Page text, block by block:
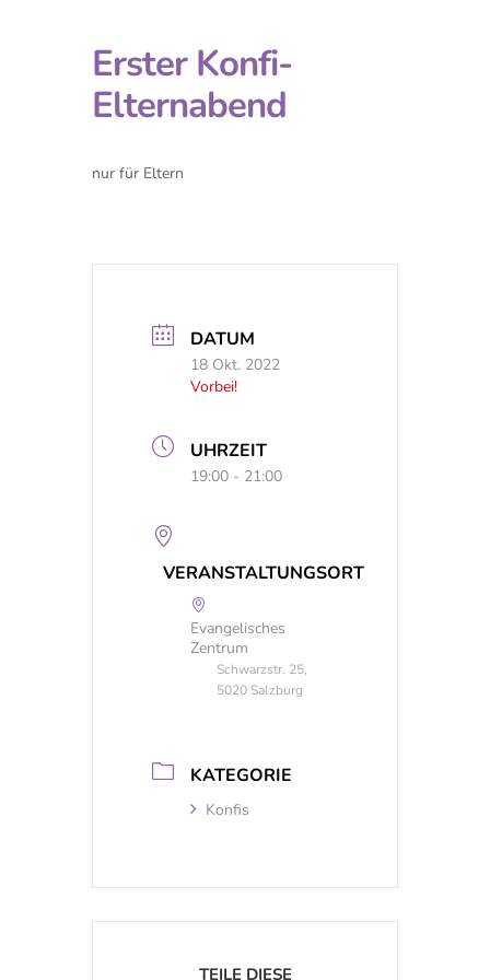
Erster Konfi-
Elternabend
nur für Eltern
DATUM
18 Okt. 2022
Vorbei!
UHRZEIT
19:00 - 21:00
VERANSTALTUNGSORT
Evangelisches
Zentrum
Schwarzstr. 25,
5020 Salzburg
KATEGORIE
Konfis
TEILE DIESE